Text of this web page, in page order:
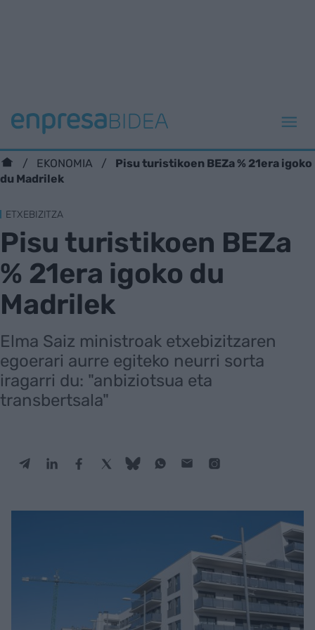
EKONOMIA
Pisu turistikoen BEZa % 21era igoko
du Madrilek
ETXEBIZITZA
Pisu turistikoen BEZa
% 21era igoko du
Madrilek
Elma Saiz ministroak etxebizitzaren
egoerari aurre egiteko neurri sorta
iragarri du: "anbiziotsua eta
transbertsala"